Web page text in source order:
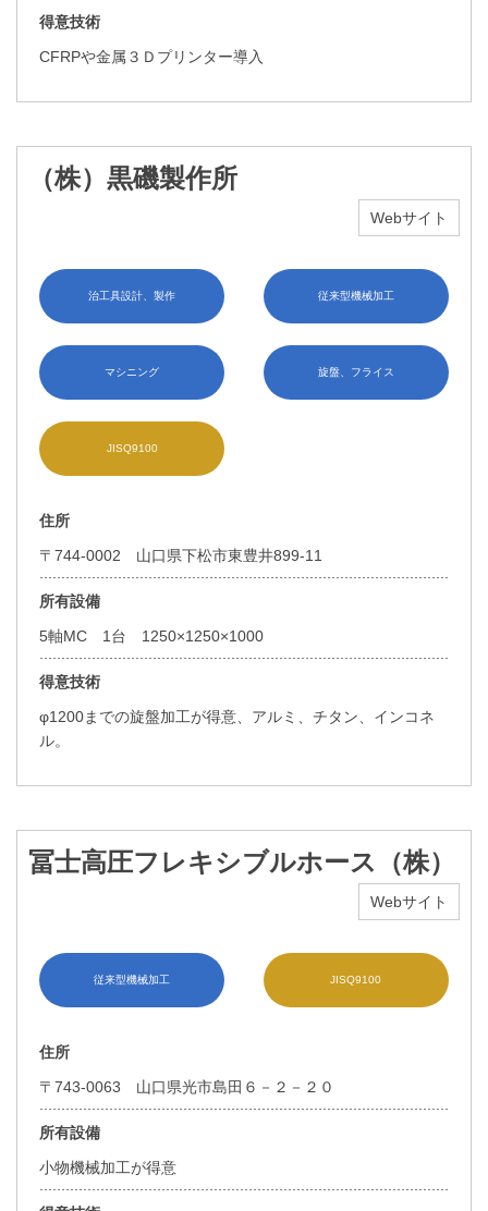
得意技術
CFRPや金属３Ｄプリンター導入
（株）黒磯製作所
Webサイト
治工具設計、製作 従来型機械加工
マシニング 旋盤、フライス
JISQ9100
住所
〒744-0002 山口県下松市東豊井899-11
所有設備
5軸MC 1台 1250×1250×1000
得意技術
φ1200までの旋盤加工が得意、アルミ、チタン、インコネ
ル。
冨士高圧フレキシブルホース（株）
Webサイト
従来型機械加工 JISQ9100
住所
〒743-0063 山口県光市島田６－２－２０
所有設備
小物機械加工が得意